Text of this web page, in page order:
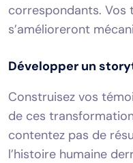
correspondants. Vos
s’amélioreront
Développer un
Construisez vos
de ces
contentez pas de
l’histoire humaine